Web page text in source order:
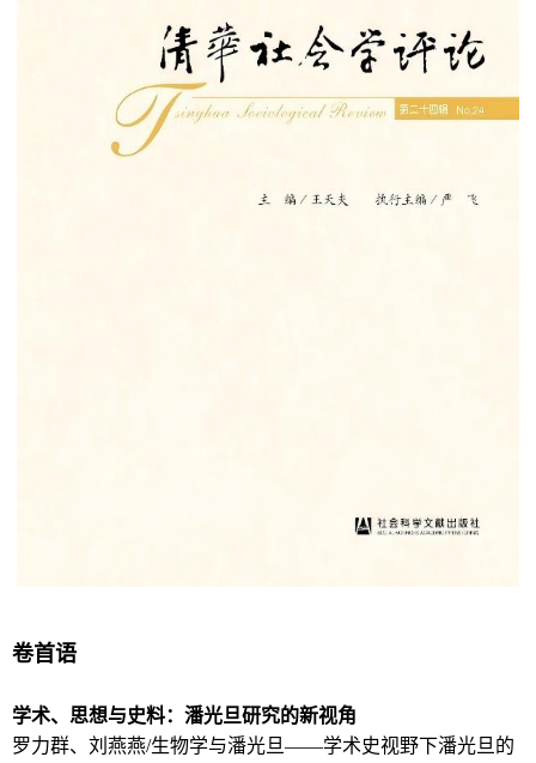
卷首语
学术、思想与史料：潘光旦研究的新视角
罗力群、刘燕燕/生物学与潘光旦——学术史视野下潘光旦的